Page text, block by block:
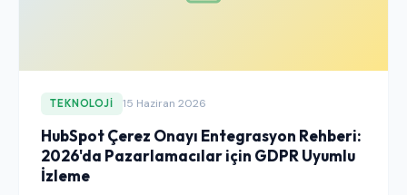
TEKNOLOJI 15 Haziran 2026
HubSpot Çerez Onayı Entegrasyon Rehberi:
2026'da Pazarlamacılar için GDPR Uyumlu
İzleme